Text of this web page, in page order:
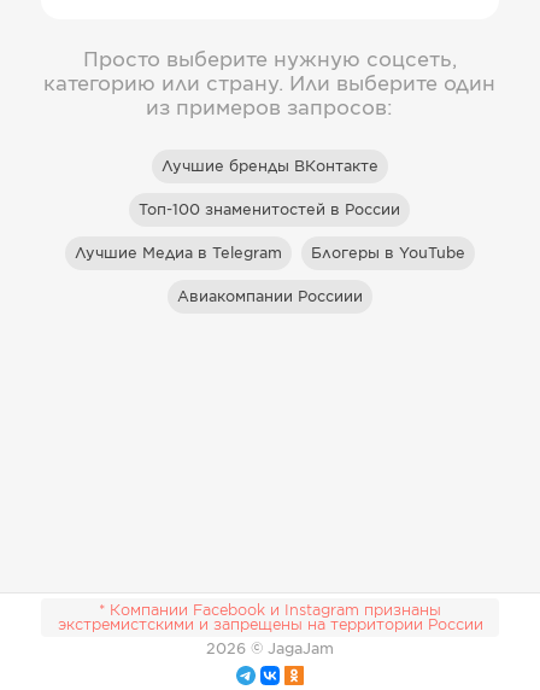
Просто выберите нужную соцсеть,
категорию или страну. Или выберите один
из примеров запросов:
Лучшие бренды ВКонтакте
Топ-100 знаменитостей в России
Лучшие Медиа в Telegram Блогеры в YouTube
Авиакомпании Россиии
* Компании Facebook и Instagram признаны
экстремистскими и запрещены на территории России
2026 © JagaJam